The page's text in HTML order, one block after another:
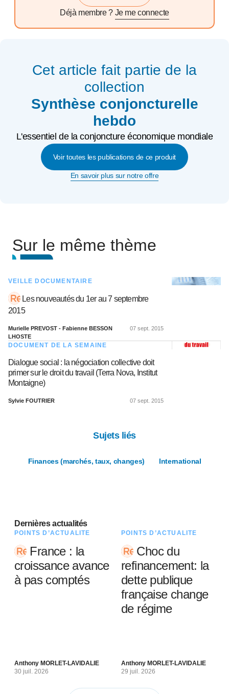
Déjà membre ? Je me connecte
Cet article fait partie de la
collection
Synthèse conjoncturelle
hebdo
L'essentiel de la conjoncture économique mondiale
Voir toutes les publications de ce produit
En savoir plus sur notre offre
Sur le même thème
VEILLE DOCUMENTAIRE
Les nouveautés du 1er au 7 septembre
2015
Murielle PREVOST - Fabienne BESSON
LHOSTE
07 sept. 2015
DOCUMENT DE LA SEMAINE
Dialogue social : la négociation collective doit
primer sur le droit du travail (Terra Nova, Institut
Montaigne)
Sylvie FOUTRIER 07 sept. 2015
Sujets liés
Finances (marchés, taux, changes) International
Dernières actualités
POINTS D’ACTUALITÉ
France : la
croissance avance
à pas comptés
Anthony MORLET-LAVIDALIE
30 juil. 2026
POINTS D’ACTUALITÉ
Choc du
refinancement: la
dette publique
française change
de régime
Anthony MORLET-LAVIDALIE
29 juil. 2026